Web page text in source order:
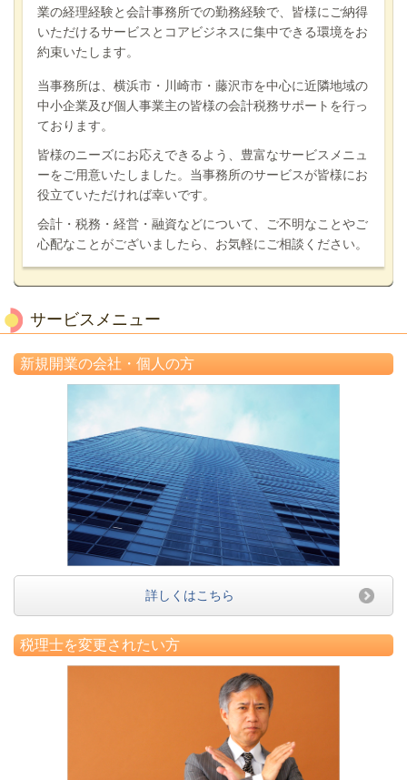
業の経理経験と会計事務所での勤務経験で、皆様にご納得
いただけるサービスとコアビジネスに集中できる環境をお
約束いたします。
当事務所は、横浜市・川崎市・藤沢市を中心に近隣地域の
中小企業及び個人事業主の皆様の会計税務サポートを行っ
ております。
皆様のニーズにお応えできるよう、豊富なサービスメニュ
ーをご用意いたしました。当事務所のサービスが皆様にお
役立ていただければ幸いです。
会計・税務・経営・融資などについて、ご不明なことやご
心配なことがございましたら、お気軽にご相談ください。
サービスメニュー
新規開業の会社・個人の方
詳しくはこちら
税理士を変更されたい方